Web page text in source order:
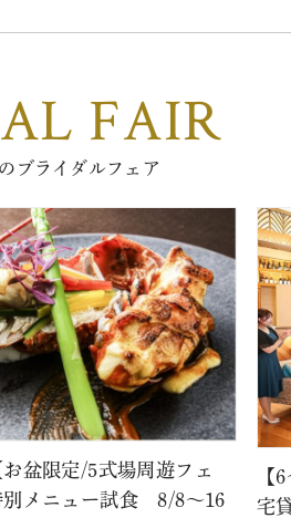
FAIR
ブライダルフェア
盆限定/5式場周遊フェ
メニュー試食 8/8～16
【
宅